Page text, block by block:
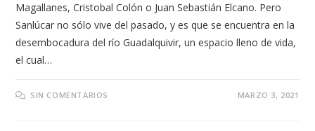
Magallanes, Cristobal Colón o Juan Sebastián Elcano. Pero
Sanlúcar no sólo vive del pasado, y es que se encuentra en la
desembocadura del río Guadalquivir, un espacio lleno de vida,
el cual…
SIN COMENTARIOS MARZO 3, 2021